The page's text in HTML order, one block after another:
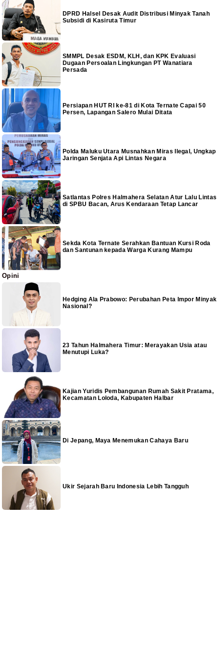
DPRD Halsel Desak Audit Distribusi Minyak Tanah
Subsidi di Kasiruta Timur
SMMPL Desak ESDM, KLH, dan KPK Evaluasi
Dugaan Persoalan Lingkungan PT Wanatiara
Persada
Persiapan HUT RI ke-81 di Kota Ternate Capai 50
Persen, Lapangan Salero Mulai Ditata
Polda Maluku Utara Musnahkan Miras Ilegal, Ungkap
Jaringan Senjata Api Lintas Negara
Satlantas Polres Halmahera Selatan Atur Lalu Lintas
di SPBU Bacan, Arus Kendaraan Tetap Lancar
Sekda Kota Ternate Serahkan Bantuan Kursi Roda
dan Santunan kepada Warga Kurang Mampu
Opini
Hedging Ala Prabowo: Perubahan Peta Impor Minyak
Nasional?
23 Tahun Halmahera Timur: Merayakan Usia atau
Menutupi Luka?
Kajian Yuridis Pembangunan Rumah Sakit Pratama,
Kecamatan Loloda, Kabupaten Halbar
Di Jepang, Maya Menemukan Cahaya Baru
Ukir Sejarah Baru Indonesia Lebih Tangguh